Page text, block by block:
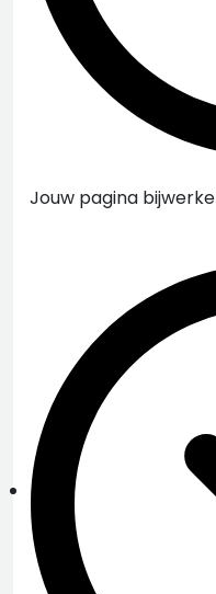
Jouw pagina